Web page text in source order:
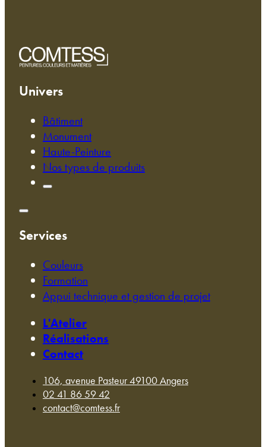
Univers
Bâtiment
Monument
Haute-Peinture
Nos types de produits
Services
Couleurs
Formation
Appui technique et gestion de projet
L'Atelier
Réalisations
Contact
106, avenue Pasteur 49100 Angers
02 41 86 59 42
contact@comtess.fr